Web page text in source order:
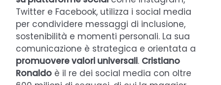
Twitter e Facebook, utilizza i social media
per condividere messaggi di inclusione,
sostenibilità e momenti personali. La sua
comunicazione è strategica e orientata a
promuovere valori universali. Cristiano
Ronaldo è il re dei social media con oltre